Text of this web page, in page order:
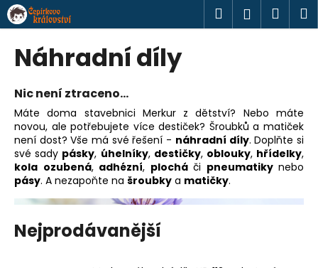
Přejít
na
obsah
Hledat
Náhradní díly
Nic není ztraceno...
Máte doma stavebnici Merkur z dětství? Nebo máte
novou, ale potřebujete více destiček? Šroubků a matiček
není dost? Vše má své řešení - náhradní díly. Doplňte si
své sady pásky, úhelníky, destičky, oblouky, hřídelky,
kola ozubená, adhézní, plocháči pneumatikynebo
pásy. A nezapoňte na šroubky a matičky.
Nejprodávanější
K
o
o
p
o
t
ř
e
b
u
j